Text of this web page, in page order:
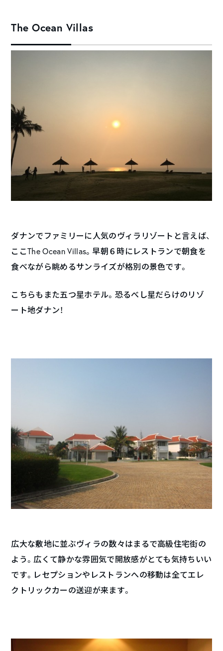
The Ocean Villas
ダナンでファミリーに人気のヴィラリゾートと言えば、
ここThe Ocean Villas。早朝６時にレストランで朝食を
食べながら眺めるサンライズが格別の景色です。
こちらもまた五つ星ホテル。恐るべし星だらけのリゾ
ート地ダナン！
広大な敷地に並ぶヴィラの数々はまるで高級住宅街の
よう。広くて静かな雰囲気で開放感がとても気持ちいい
です。レセプションやレストランへの移動は全てエレ
クトリックカーの送迎が来ます。